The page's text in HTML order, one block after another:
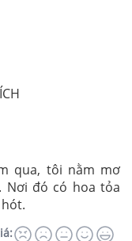
qua, tôi nằm mơ
Nơi đó có hoa tỏa